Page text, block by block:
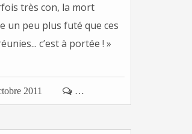
très con, la mort
un peu plus futé que ces
c’est à portée ! »
2011  …